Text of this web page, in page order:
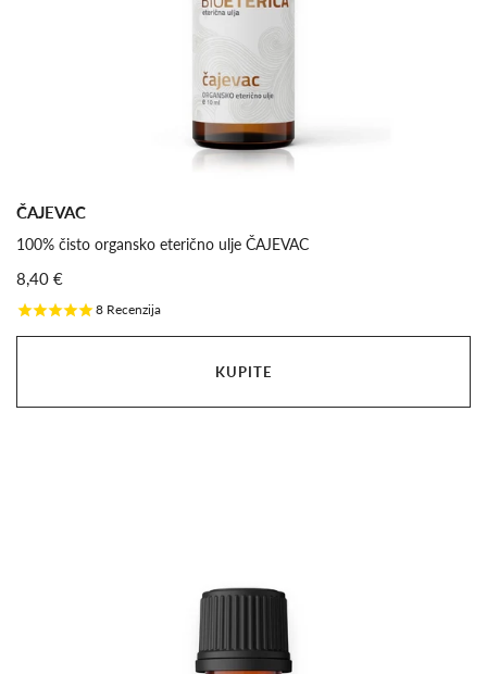
ČAJEVAC
100% čisto organsko eterično ulje ČAJEVAC
8,40 €
8 Recenzija
KUPITE